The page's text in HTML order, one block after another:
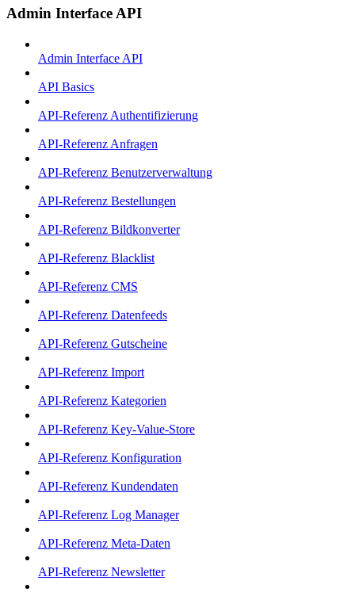
Admin Interface API
Admin Interface API
API Basics
API-Referenz Authentifizierung
API-Referenz Anfragen
API-Referenz Benutzerverwaltung
API-Referenz Bestellungen
API-Referenz Bildkonverter
API-Referenz Blacklist
API-Referenz CMS
API-Referenz Datenfeeds
API-Referenz Gutscheine
API-Referenz Import
API-Referenz Kategorien
API-Referenz Key-Value-Store
API-Referenz Konfiguration
API-Referenz Kundendaten
API-Referenz Log Manager
API-Referenz Meta-Daten
API-Referenz Newsletter